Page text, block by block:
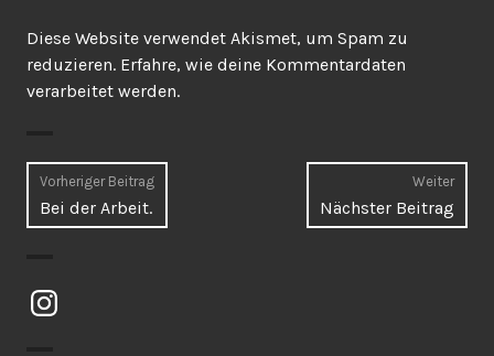
Diese Website verwendet Akismet, um Spam zu
reduzieren. Erfahre, wie deine Kommentardaten
verarbeitet werden.
Beitragsnavigation
Vorheriger Beitrag
Vorheriger
Beitrag:
Bei der Arbeit.
Weiter
Nächster Beitrag
Instagram